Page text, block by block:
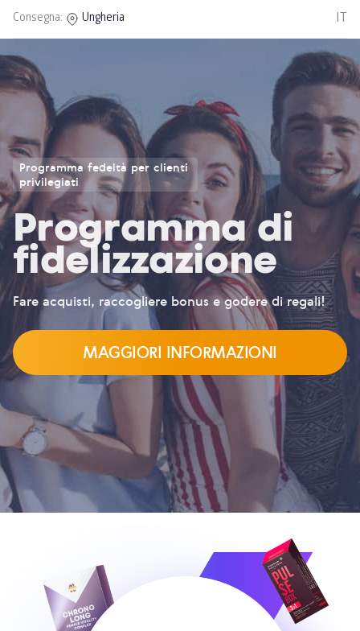
Consegna: Ungheria IT
Programma fedeltà per clienti
privilegiati
Programma di
fidelizzazione
Fare acquisti, raccogliere bonus e godere di regali!
MAGGIORI INFORMAZIONI